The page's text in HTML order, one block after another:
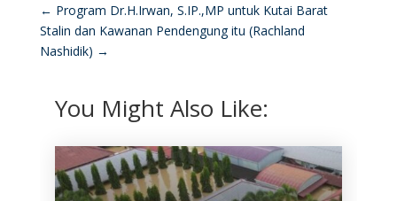
← Program Dr.H.Irwan, S.IP.,MP untuk Kutai Barat
Stalin dan Kawanan Pendengung itu (Rachland
Nashidik) →
You Might Also Like: